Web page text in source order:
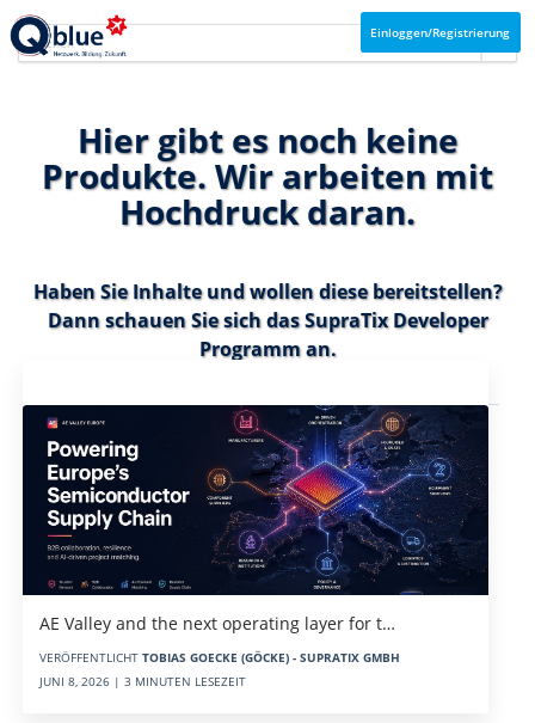
Einloggen/Registrierung
Hier gibt es noch keine
Produkte. Wir arbeiten mit
Hochdruck daran.
Haben Sie Inhalte und wollen diese bereitstellen?
Dann schauen Sie sich dasSupraTix Developer
Programman.
AE Valley and the next operating layer for t…
VERÖFFENTLICHT TOBIAS GOECKE (GÖCKE) - SUPRATIX GMBH
JUNI 8, 2026 | 3 MINUTEN LESEZEIT